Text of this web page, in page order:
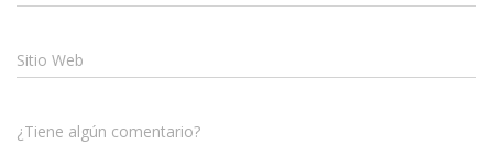
Sitio Web
¿Tiene algún comentario?